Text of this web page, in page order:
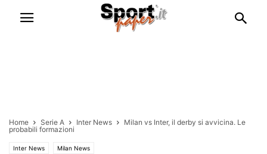
Home Serie A Inter News
Milan vs Inter, il derby si avvicina. Le
probabili formazioni
Inter News Milan News